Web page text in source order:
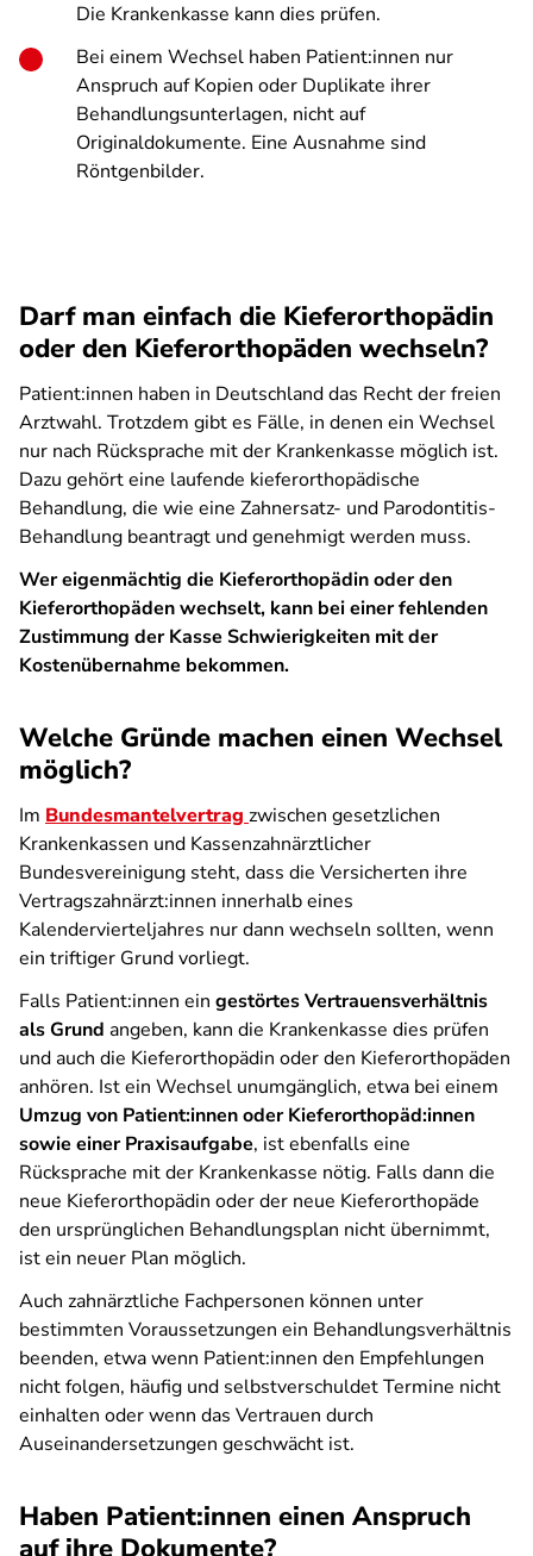
Die Krankenkasse kann dies prüfen.
Bei einem Wechsel haben Patient:innen nur
Anspruch auf Kopien oder Duplikate ihrer
Behandlungsunterlagen, nicht auf
Originaldokumente. Eine Ausnahme sind
Röntgenbilder.
Darf man einfach die Kieferorthopädin
oder den Kieferorthopäden wechseln?
Patient:innen haben in Deutschland das Recht der freien
Arztwahl. Trotzdem gibt es Fälle, in denen ein Wechsel
nur nach Rücksprache mit der Krankenkasse möglich ist.
Dazu gehört eine laufende kieferorthopädische
Behandlung, die wie eine Zahnersatz- und Parodontitis-
Behandlung beantragt und genehmigt werden muss.
Wer eigenmächtig die Kieferorthopädin oder den
Kieferorthopäden wechselt, kann bei einer fehlenden
Zustimmung der Kasse Schwierigkeiten mit der
Kostenübernahme bekommen.
Welche Gründe machen einen Wechsel
möglich?
Im Bundesmantelvertrag zwischen gesetzlichen
Krankenkassen und Kassenzahnärztlicher
Bundesvereinigung steht, dass die Versicherten ihre
Vertragszahnärzt:innen innerhalb eines
Kalendervierteljahres nur dann wechseln sollten, wenn
ein triftiger Grund vorliegt.
Falls Patient:innen ein gestörtes Vertrauensverhältnis
als Grund angeben, kann die Krankenkasse dies prüfen
und auch die Kieferorthopädin oder den Kieferorthopäden
anhören. Ist ein Wechsel unumgänglich, etwa bei einem
Umzug von Patient:innen oder Kieferorthopäd:innen
sowie einer Praxisaufgabe, ist ebenfalls eine
Rücksprache mit der Krankenkasse nötig. Falls dann die
neue Kieferorthopädin oder der neue Kieferorthopäde
den ursprünglichen Behandlungsplan nicht übernimmt,
ist ein neuer Plan möglich.
Auch zahnärztliche Fachpersonen können unter
bestimmten Voraussetzungen ein Behandlungsverhältnis
beenden, etwa wenn Patient:innen den Empfehlungen
nicht folgen, häufig und selbstverschuldet Termine nicht
einhalten oder wenn das Vertrauen durch
Auseinandersetzungen geschwächt ist.
Haben Patient:innen einen Anspruch
auf ihre Dokumente?